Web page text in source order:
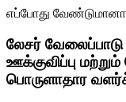
எப்போது
லேசர்
ஊக்குவிப்பு
பொருளாதார